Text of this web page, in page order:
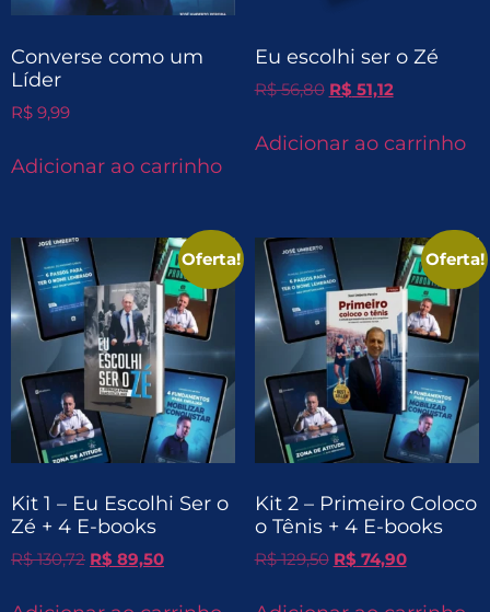
Converse como um
Líder
R$ 9,99
Adicionar ao carrinho
Eu escolhi ser o Zé
R$56,80 R$ 51,12
Adicionar ao carrinho
Oferta!
Kit 1 – Eu Escolhi Ser o
Zé + 4 E-books
R$130,72 R$ 89,50
Oferta!
Kit 2 – Primeiro Coloco
o Tênis + 4 E-books
R$129,50 R$ 74,90